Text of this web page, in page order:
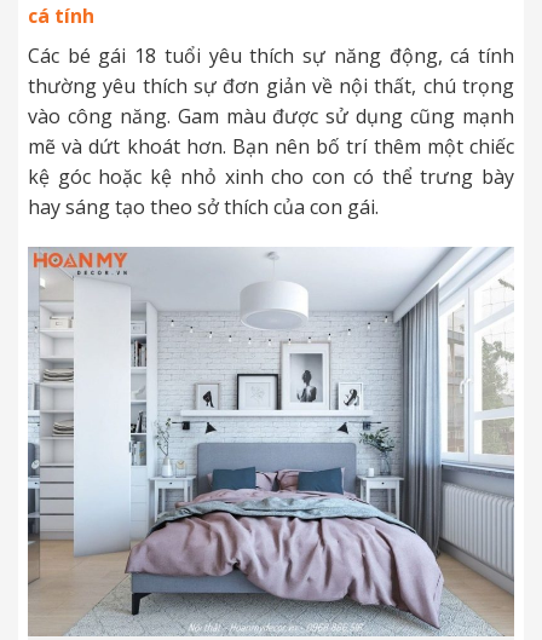
cá tính
Các bé gái 18 tuổi yêu thích sự năng động, cá tính
thường yêu thích sự đơn giản về nội thất, chú trọng
vào công năng. Gam màu được sử dụng cũng mạnh
mẽ và dứt khoát hơn. Bạn nên bố trí thêm một chiếc
kệ góc hoặc kệ nhỏ xinh cho con có thể trưng bày
hay sáng tạo theo sở thích của con gái.